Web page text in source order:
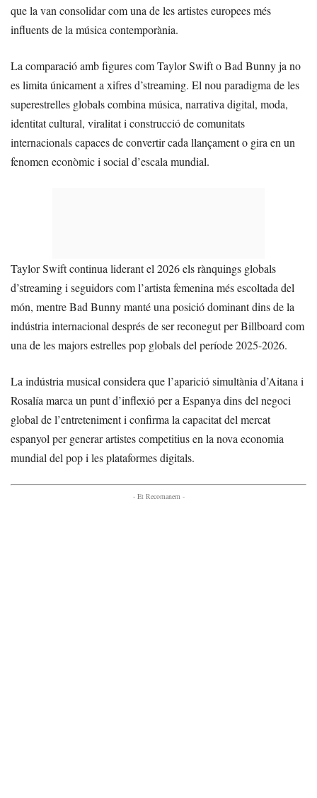
que la van consolidar com una de les artistes europees més
influents de la música contemporània.
La comparació amb figures com Taylor Swift o Bad Bunny ja no
es limita únicament a xifres d’streaming. El nou paradigma de les
superestrelles globals combina música, narrativa digital, moda,
identitat cultural, viralitat i construcció de comunitats
internacionals capaces de convertir cada llançament o gira en un
fenomen econòmic i social d’escala mundial.
Taylor Swift continua liderant el 2026 els rànquings globals
d’streaming i seguidors com l’artista femenina més escoltada del
món, mentre Bad Bunny manté una posició dominant dins de la
indústria internacional després de ser reconegut per Billboard com
una de les majors estrelles pop globals del període 2025-2026.
La indústria musical considera que l’aparició simultània d’Aitana i
Rosalía marca un punt d’inflexió per a Espanya dins del negoci
global de l’entreteniment i confirma la capacitat del mercat
espanyol per generar artistes competitius en la nova economia
mundial del pop i les plataformes digitals.
- Et Recomanem -